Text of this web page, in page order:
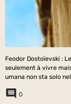
Feodor Dostoïevski :
seulement à vivre
umana non sta solo
0